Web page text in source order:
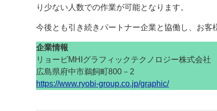
り少ない人数での作業が可能となります。
今後とも引き続きパートナー企業と協働し、お客
企業情報
リョービMHIグラフィックテクノロジー株式会社
広島県府中市鵜飼町800－2
https://www.ryobi-group.co.jp/graphic/